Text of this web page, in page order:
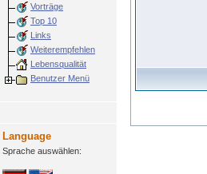
Vorträge
Top 10
Links
Weiterempfehlen
Lebensqualität
Benutzer Menü
Language
Sprache auswählen: